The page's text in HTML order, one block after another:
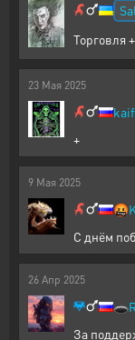
Торговля +
23 Мая 2025
+
9 Мая 2025
🤬
С днём
26 Апр 2025
🕳️
За